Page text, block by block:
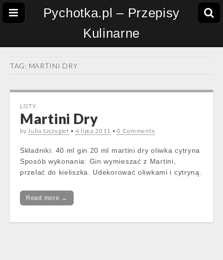
Pychotka.pl – Przepisy
Kulinarne
TAG: MARTINI DRY
LISTY
Martini Dry
byJulia Szczygieł • 4 lipca 2011 •0 Comments
Składniki: 40 ml gin 20 ml martini dry oliwka cytryna
Sposób wykonania: Gin wymieszać z Martini,
przelać do kieliszka. Udekorować oliwkami i cytryną.
Read more →